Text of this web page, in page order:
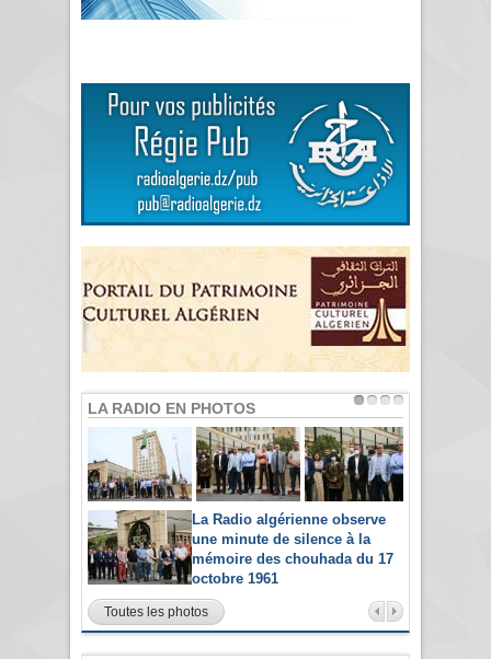
LA RADIO EN PHOTOS
La Radio algérienne observe
une minute de silence à la
mémoire des chouhada du 17
octobre 1961
Toutes les photos